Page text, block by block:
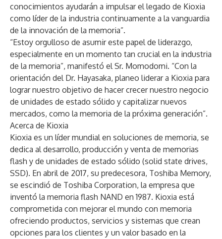
conocimientos ayudarán a impulsar el legado de Kioxia
como líder de la industria continuamente a la vanguardia
de la innovación de la memoria”.
“Estoy orgulloso de asumir este papel de liderazgo,
especialmente en un momento tan crucial en la industria
de la memoria”, manifestó el Sr. Momodomi. “Con la
orientación del Dr. Hayasaka, planeo liderar a Kioxia para
lograr nuestro objetivo de hacer crecer nuestro negocio
de unidades de estado sólido y capitalizar nuevos
mercados, como la memoria de la próxima generación”.
Acerca de Kioxia
Kioxia es un líder mundial en soluciones de memoria, se
dedica al desarrollo, producción y venta de memorias
flash y de unidades de estado sólido (solid state drives,
SSD). En abril de 2017, su predecesora, Toshiba Memory,
se escindió de Toshiba Corporation, la empresa que
inventó la memoria flash NAND en 1987. Kioxia está
comprometida con mejorar el mundo con memoria
ofreciendo productos, servicios y sistemas que crean
opciones para los clientes y un valor basado en la